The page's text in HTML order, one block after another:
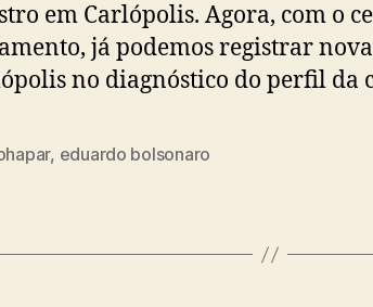
em Carlópolis. Agora, com o
já podemos registrar
no diagnóstico do perfil da
, eduardo bolsonaro